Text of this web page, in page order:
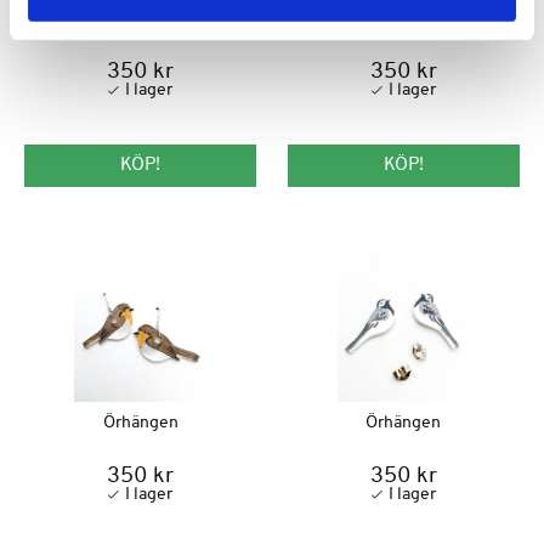
Örhängen
350 kr
KÖP!
Örhängen
350 kr
KÖP!
Örhängen
350 kr
Örhängen
350 kr